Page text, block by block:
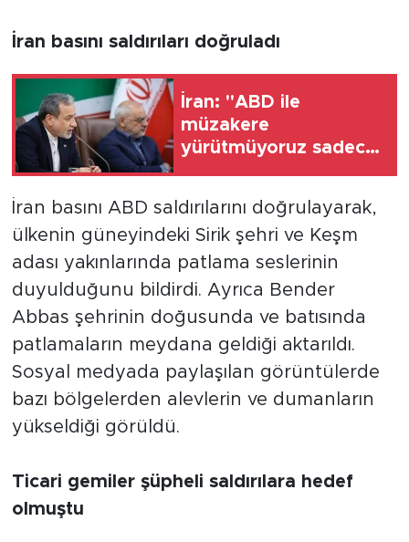
İran basını saldırıları doğruladı
İran: "ABD ile
müzakere
yürütmüyoruz sadece
bulunuyoruz"
İran basını ABD saldırılarını doğrulayarak,
ülkenin güneyindeki Sirik şehri ve Keşm
adası yakınlarında patlama seslerinin
duyulduğunu bildirdi. Ayrıca Bender
Abbas şehrinin doğusunda ve batısında
patlamaların meydana geldiği aktarıldı.
Sosyal medyada paylaşılan görüntülerde
bazı bölgelerden alevlerin ve dumanların
yükseldiği görüldü.
Ticari gemiler şüpheli saldırılara hedef
olmuştu